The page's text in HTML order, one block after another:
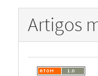
Artigos